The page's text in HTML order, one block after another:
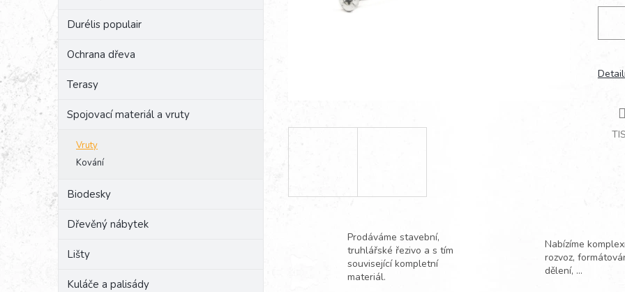
l
Durélis populair
Ochrana dřeva
Terasy
Spojovací materiál a vruty
Vruty
Kování
Biodesky
Dřevěný nábytek
Lišty
Kuláče a palisády
Prodáváme stavební,
truhlářské řezivo a s tím
související kompletní
materiál.
Nabízíme
rozvoz,
dělení, ...